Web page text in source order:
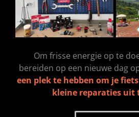
Om frisse energie op te
bereiden op een nieuwe dag
een plek te hebben om je
kleine reparaties uit